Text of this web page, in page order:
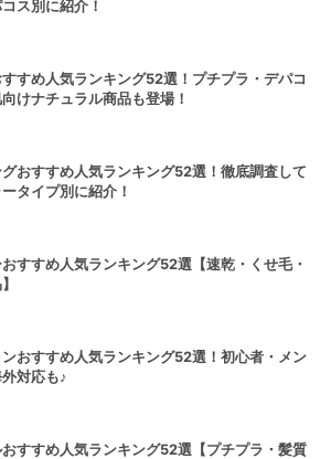
ス別に紹介！
すめ人気ランキング52選！プチプラ・デパコ
けナチュラル商品も登場！
おすすめ人気ランキング52選！徹底調査して
タイプ別に紹介！
おすすめ人気ランキング52選【速乾・くせ毛・
おすすめ人気ランキング52選！初心者・メン
対応も♪
すすめ人気ランキング52選【プチプラ・髪質